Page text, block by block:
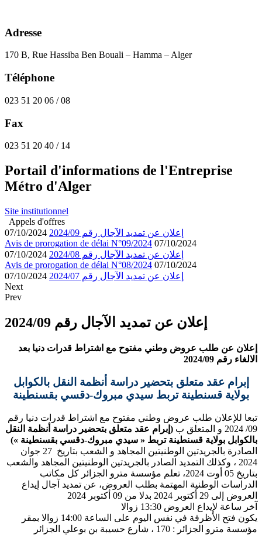
Adresse
170 B, Rue Hassiba Ben Bouali – Hamma – Alger
Téléphone
023 51 20 06 / 08
Fax
023 51 20 40 / 14
Portail d'informations de l'Entreprise
Métro d'Alger
Site institutionnel
Appels d'offres
إعلان عن تمديد الآجال رقم 2024/09
07/10/2024
Avis de prorogation de délai N°09/2024 07/10/2024
إعلان عن تمديد الآجال رقم 2024/08
07/10/2024
Avis de prorogation de délai N°08/2024 07/10/2024
إعلان عن تمديد الآجال رقم 2024/07
07/10/2024
Next
Prev
إعلان عن تمديد الآجال رقم 2024/09
إعلان عن طلب عروض وطني مفتوح مع اشتراط قدرات دنيا بعد
الالغاء رقم 2024/09
إبرام عقد متعلق بتحضير دراسة أنظمة النقل بالكوابل
بولاية قسنطينة تربط سيدي مبروك-دقسي بقسنطينة
تبعا للإعلان طلب عروض وطني مفتوح مع اشتراط قدرات دنيا رقم
09/ 2024 و المتعلق ب
(إبرام عقد متعلق بتحضير دراسة أنظمة النقل
بالكوابل بولاية قسنطينة تربط « سيدي مبروك-دقسي بقسنطينة »)
الصادرة بالجريدتين الوطنيتين المجاهد و الشعب بتاريخ 27 جوان
2024 ، وكذلك التمديد الصادر بالجريدتين الوطنيتين المجاهد والشعب
بتاريخ 05 أوت 2024، تعلم مؤسسة مترو الجزائر كل مكاتب
الدراسات الوطنية المهتمة بطلب العروض، عن تمديد آجال إيداع
العروض إلى 29 أكتوبر 2024 بدلا من 09 أكتوبر 2024
آخر ساعة لإيداع العروض 13:30 زوالا
يكون فتح الأظرفة في نفس اليوم على الساعة 14:00 زوالا بمقر
مؤسسة مترو الجزائر : 170 ، شارع حسيبة بن بوعلي الجزائر